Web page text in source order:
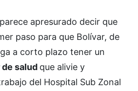
apresurado decir que
paso para que Bolívar, de
a corto plazo tener un
salud que alivie y
del Hospital Sub Zonal